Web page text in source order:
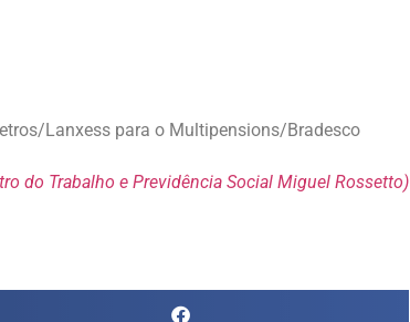
Lanxess para o Multipensions/Bradesco
do Trabalho e Previdência Social Miguel Rossetto)